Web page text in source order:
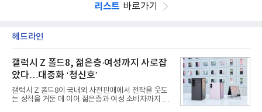
리스트 바로가기
헤드라인
갤럭시 Z 폴드8, 젊은층·여성까지 사로잡
았다…대중화 ‘청신호’
갤럭시 Z 폴드8이 국내외 사전판매에서 전작을 웃도
는 성적을 거둔 데 이어 젊은층과 여성 소비자까지 빠